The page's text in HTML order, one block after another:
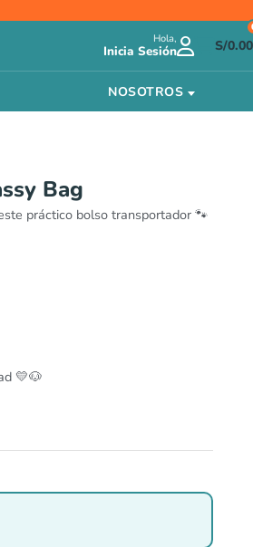
Hola,
Inicia Sesión S/0.00
NOSOTROS
Bag
práctico bolso transportador 🐾
💛🐶